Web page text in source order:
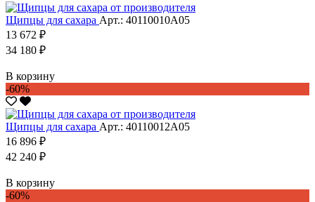
Щипцы для сахара Арт.: 40110010А05
13 672 ₽
34 180 ₽
В корзину
-60%
Щипцы для сахара Арт.: 40110012А05
16 896 ₽
42 240 ₽
В корзину
-60%